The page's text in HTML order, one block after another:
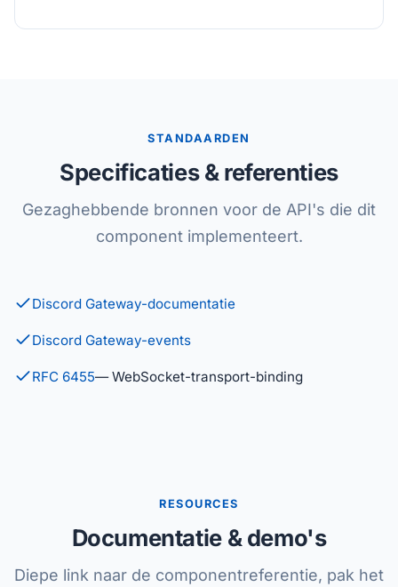
STANDAARDEN
Specificaties & referenties
Gezaghebbende bronnen voor de API's die dit
component implementeert.
Discord Gateway-documentatie
Discord Gateway-events
RFC 6455— WebSocket-transport-binding
RESOURCES
Documentatie & demo's
Diepe link naar de componentreferentie, pak het